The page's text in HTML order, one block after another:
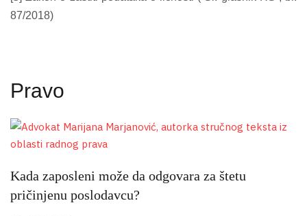
87/2018)
Pravo
Kada zaposleni može da odgovara za štetu
pričinjenu poslodavcu?